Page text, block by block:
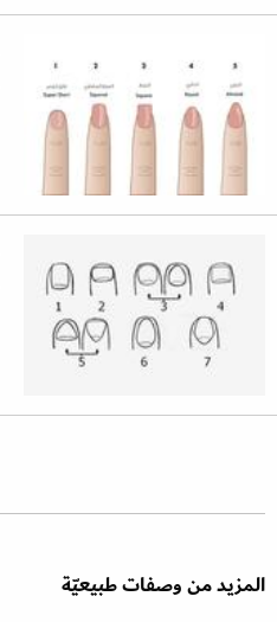
المزيد من وصفات طبيعيّة